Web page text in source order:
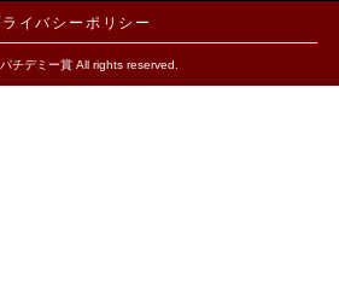
ライバシーポリシー
チデミー賞 All rights reserved.